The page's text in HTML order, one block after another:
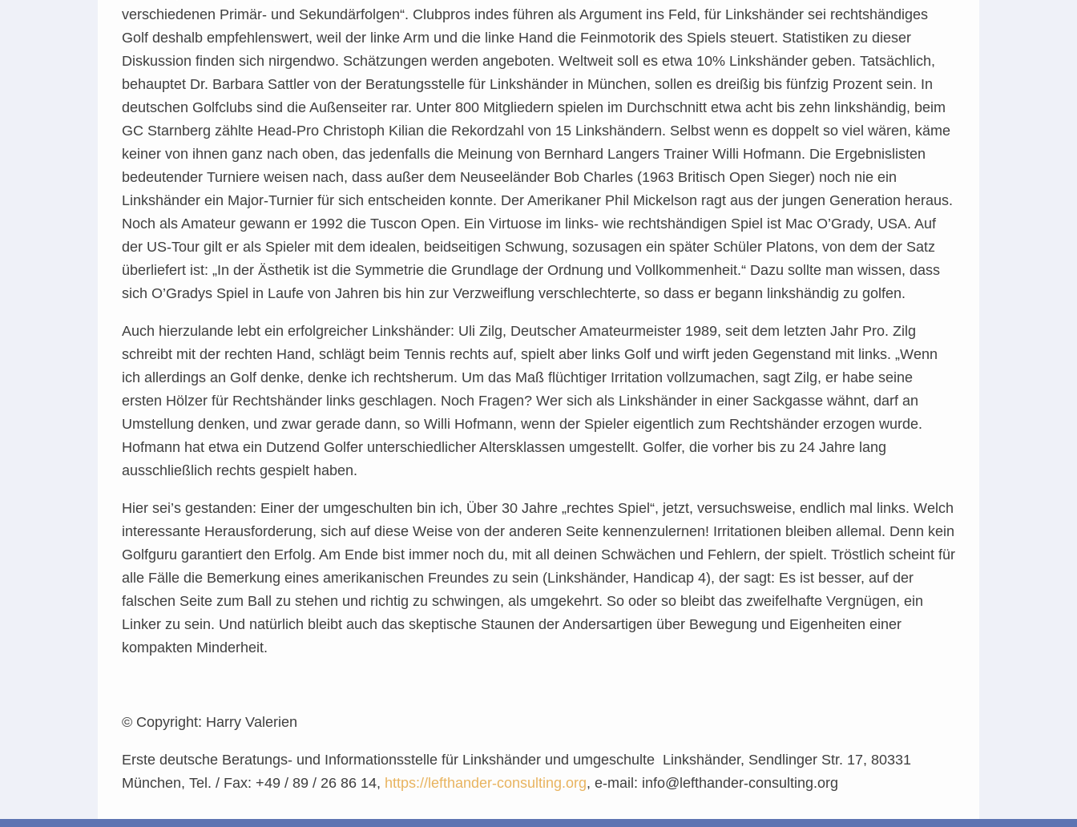
verschiedenen Primär- und Sekundärfolgen“. Clubpros indes führen als Argument ins Feld, für Linkshänder sei rechtshändiges
Golf deshalb empfehlenswert, weil der linke Arm und die linke Hand die Feinmotorik des Spiels steuert. Statistiken zu dieser
Diskussion finden sich nirgendwo. Schätzungen werden angeboten. Weltweit soll es etwa 10% Linkshänder geben. Tatsächlich,
behauptet Dr. Barbara Sattler von der Beratungsstelle für Linkshänder in München, sollen es dreißig bis fünfzig Prozent sein. In
deutschen Golfclubs sind die Außenseiter rar. Unter 800 Mitgliedern spielen im Durchschnitt etwa acht bis zehn linkshändig, beim
GC Starnberg zählte Head-Pro Christoph Kilian die Rekordzahl von 15 Linkshändern. Selbst wenn es doppelt so viel wären, käme
keiner von ihnen ganz nach oben, das jedenfalls die Meinung von Bernhard Langers Trainer Willi Hofmann. Die Ergebnislisten
bedeutender Turniere weisen nach, dass außer dem Neuseeländer Bob Charles (1963 Britisch Open Sieger) noch nie ein
Linkshänder ein Major-Turnier für sich entscheiden konnte. Der Amerikaner Phil Mickelson ragt aus der jungen Generation heraus.
Noch als Amateur gewann er 1992 die Tuscon Open. Ein Virtuose im links- wie rechtshändigen Spiel ist Mac O’Grady, USA. Auf
der US-Tour gilt er als Spieler mit dem idealen, beidseitigen Schwung, sozusagen ein später Schüler Platons, von dem der Satz
überliefert ist: „In der Ästhetik ist die Symmetrie die Grundlage der Ordnung und Vollkommenheit.“ Dazu sollte man wissen, dass
sich O’Gradys Spiel in Laufe von Jahren bis hin zur Verzweiflung verschlechterte, so dass er begann linkshändig zu golfen.
Auch hierzulande lebt ein erfolgreicher Linkshänder: Uli Zilg, Deutscher Amateurmeister 1989, seit dem letzten Jahr Pro. Zilg
schreibt mit der rechten Hand, schlägt beim Tennis rechts auf, spielt aber links Golf und wirft jeden Gegenstand mit links. „Wenn
ich allerdings an Golf denke, denke ich rechtsherum. Um das Maß flüchtiger Irritation vollzumachen, sagt Zilg, er habe seine
ersten Hölzer für Rechtshänder links geschlagen. Noch Fragen? Wer sich als Linkshänder in einer Sackgasse wähnt, darf an
Umstellung denken, und zwar gerade dann, so Willi Hofmann, wenn der Spieler eigentlich zum Rechtshänder erzogen wurde.
Hofmann hat etwa ein Dutzend Golfer unterschiedlicher Altersklassen umgestellt. Golfer, die vorher bis zu 24 Jahre lang
ausschließlich rechts gespielt haben.
Hier sei’s gestanden: Einer der umgeschulten bin ich, Über 30 Jahre „rechtes Spiel“, jetzt, versuchsweise, endlich mal links. Welch
interessante Herausforderung, sich auf diese Weise von der anderen Seite kennenzulernen! Irritationen bleiben allemal. Denn kein
Golfguru garantiert den Erfolg. Am Ende bist immer noch du, mit all deinen Schwächen und Fehlern, der spielt. Tröstlich scheint für
alle Fälle die Bemerkung eines amerikanischen Freundes zu sein (Linkshänder, Handicap 4), der sagt: Es ist besser, auf der
falschen Seite zum Ball zu stehen und richtig zu schwingen, als umgekehrt. So oder so bleibt das zweifelhafte Vergnügen, ein
Linker zu sein. Und natürlich bleibt auch das skeptische Staunen der Andersartigen über Bewegung und Eigenheiten einer
kompakten Minderheit.
© Copyright: Harry Valerien
Erste deutsche Beratungs- und Informationsstelle für Linkshänder und umgeschulte Linkshänder, Sendlinger Str. 17, 80331
München, Tel. / Fax: +49 / 89 / 26 86 14, https://lefthander-consulting.org, e-mail: info@lefthander-consulting.org